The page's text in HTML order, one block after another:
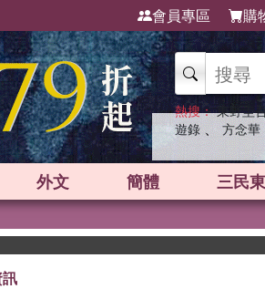
會員專區 購
熱搜： 東野圭
遊錄 、 方念華
外文 簡體 三民